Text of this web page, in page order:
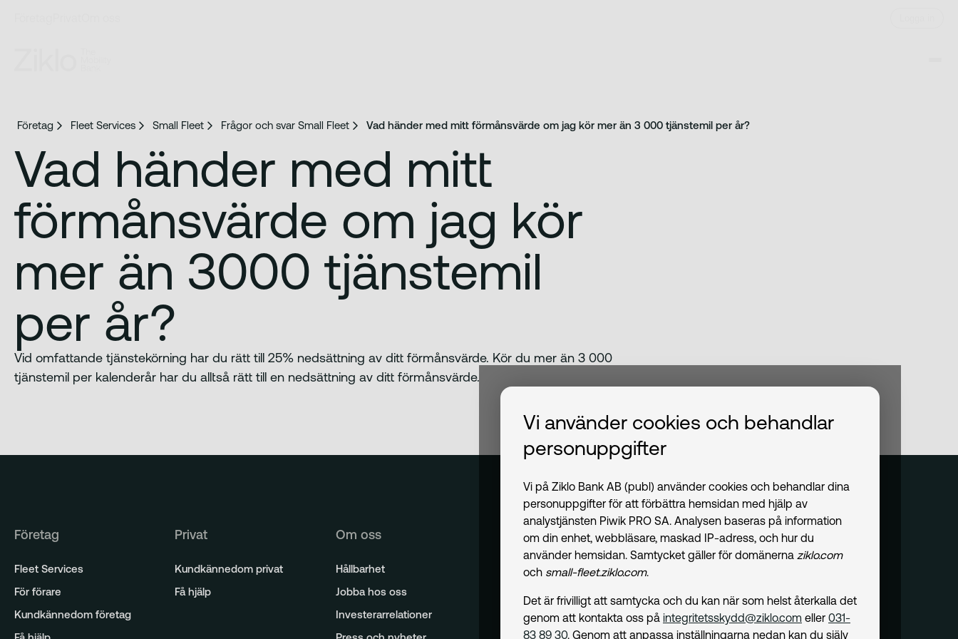
Företag Fleet Services Small Fleet Frågor och svar Small Fleet Vad händer med mitt förmånsvärde om jag kör mer än 3 000 tjänstemil per år?
Vad händer med mitt
förmånsvärde om jag kör
mer än 3000 tjänstemil
per år?
Vid omfattande tjänstekörning har du rätt till 25% nedsättning av ditt förmånsvärde. Kör du mer än 3 000
tjänstemil per kalenderår har du alltså rätt till en nedsättning av ditt förmånsvärde.
Företag
Fleet Services
För förare
Kundkännedom företag
Privat
Kundkännedom privat
Få hjälp
Om oss
Hållbarhet
Jobba hos oss
Investerarrelationer
Vi använder cookies och behandlar
personuppgifter
Vi på Ziklo Bank AB (publ) använder cookies och behandlar dina
personuppgifter för att förbättra hemsidan med hjälp av
analystjänsten Piwik PRO SA. Analysen baseras på information
om din enhet, webbläsare, maskad IP-adress, och hur du
använder hemsidan. Samtycket gäller för domänerna ziklo.com
och small-fleet.ziklo.com.
Det är frivilligt att samtycka och du kan när som helst återkalla det
genom att kontakta oss på integritetsskydd@ziklo.com eller 031-
83 89 30. Genom att anpassa inställningarna nedan kan du själv